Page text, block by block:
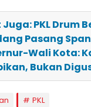
PKL Drum
Pasang
Wali Kota:
Bukan
PKL